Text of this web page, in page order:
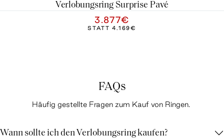
Verlobungsring Surprise Pavé
3.877€
STATT 4.169€
FAQs
Häufig gestellte Fragen zum Kauf von Ringen.
Wann sollte ich den Verlobungsring kaufen?